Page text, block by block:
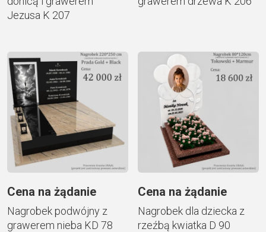
Jezusa K 207
Cena na żądanie
Nagrobek podwójny z
grawerem nieba KD 78
Cena na żądanie
Nagrobek dla dziecka z
rzeźbą kwiatka D 90